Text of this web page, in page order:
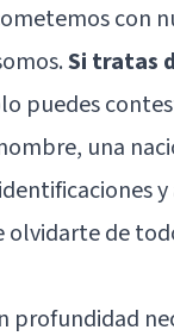
con
Si tratas
puedes
una
de
profundidad